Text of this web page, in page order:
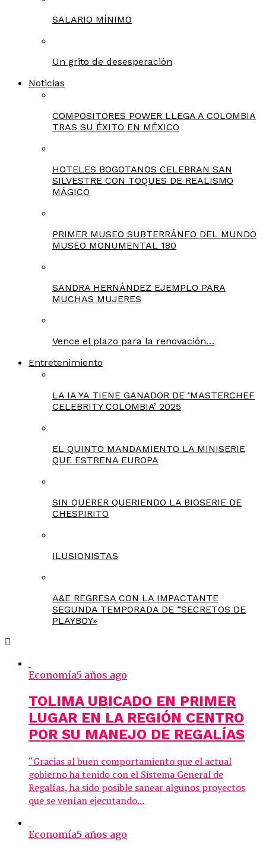
SALARIO MÍNIMO
Un grito de desesperación
Noticias
COMPOSITORES POWER LLEGA A COLOMBIA
TRAS SU ÉXITO EN MÉXICO
HOTELES BOGOTANOS CELEBRAN SAN
SILVESTRE CON TOQUES DE REALISMO
MÁGICO
PRIMER MUSEO SUBTERRÁNEO DEL MUNDO
MUSEO MONUMENTAL 180
SANDRA HERNÁNDEZ EJEMPLO PARA
MUCHAS MUJERES
Vence el plazo para la renovación…
Entretenimiento
LA IA YA TIENE GANADOR DE ‘MASTERCHEF
CELEBRITY COLOMBIA’ 2025
EL QUINTO MANDAMIENTO LA MINISERIE
QUE ESTRENA EUROPA
SIN QUERER QUERIENDO LA BIOSERIE DE
CHESPIRITO
ILUSIONISTAS
A&E REGRESA CON LA IMPACTANTE
SEGUNDA TEMPORADA DE “SECRETOS DE
PLAYBOY»
Economía5 años ago
TOLIMA UBICADO EN PRIMER
LUGAR EN LA REGIÓN CENTRO
POR SU MANEJO DE REGALÍAS
“Gracias al buen comportamiento que el actual
gobierno ha tenido con el Sistema General de
Regalías, ha sido posible sanear algunos proyectos
que se venían ejecutando...
Economía5 años ago